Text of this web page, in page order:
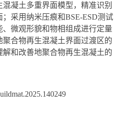
凝土多重界面模型，精准识别
采用纳米压痕和BSE-ESD测试
微观形貌和物相组成进行定量
合物再生混凝土界面过渡区的
和改善地聚合物再生混凝土的